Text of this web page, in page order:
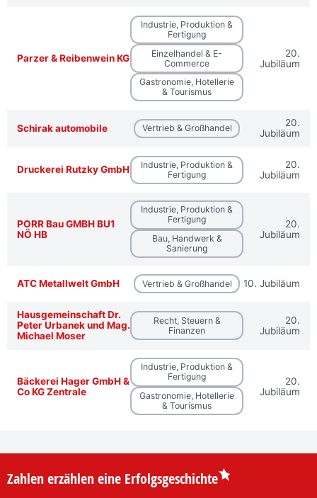
Parzer & Reibenwein KG
Industrie, Produktion &
Fertigung
Einzelhandel & E-
Commerce
Gastronomie, Hotellerie
& Tourismus
20.
Jubiläum
Schirak automobile Vertrieb & Großhandel
20.
Jubiläum
Druckerei Rutzky GmbH
Industrie, Produktion &
Fertigung
20.
Jubiläum
PORR Bau GMBH BU1
NÖ HB
Industrie, Produktion &
Fertigung
Bau, Handwerk &
Sanierung
20.
Jubiläum
ATC Metallwelt GmbH Vertrieb & Großhandel 10. Jubiläum
Hausgemeinschaft Dr.
Peter Urbanek und Mag.
Michael Moser
Recht, Steuern &
Finanzen
20.
Jubiläum
Bäckerei Hager GmbH &
Co KG Zentrale
Industrie, Produktion &
Fertigung
Gastronomie, Hotellerie
& Tourismus
20.
Jubiläum
Zahlen erzählen eine Erfolgsgeschichte